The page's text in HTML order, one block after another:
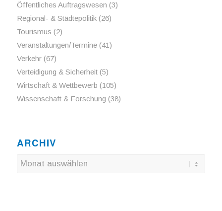
Öffentliches Auftragswesen (3)
Regional- & Städtepolitik(26)
Tourismus (2)
Veranstaltungen/Termine(41)
Verkehr(67)
Verteidigung & Sicherheit(5)
Wirtschaft & Wettbewerb (105)
Wissenschaft & Forschung (38)
ARCHIV